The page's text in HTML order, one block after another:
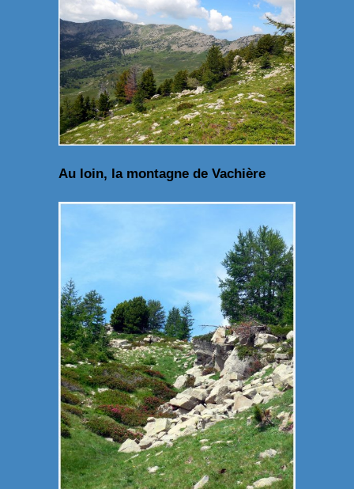
Au loin, la montagne de Vachière